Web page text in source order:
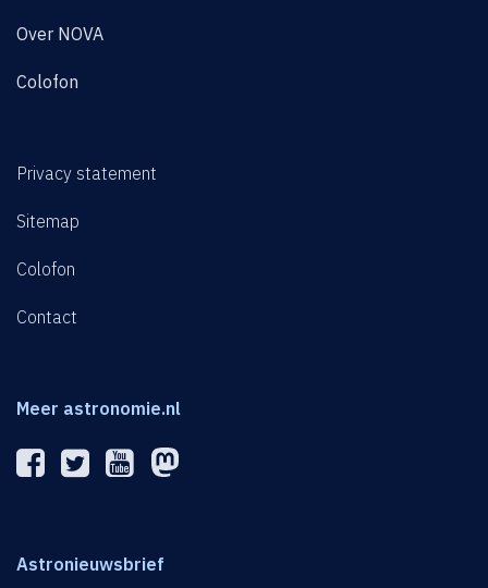
Over NOVA
Colofon
Privacy statement
Sitemap
Colofon
Contact
Meer astronomie.nl
Astronieuwsbrief